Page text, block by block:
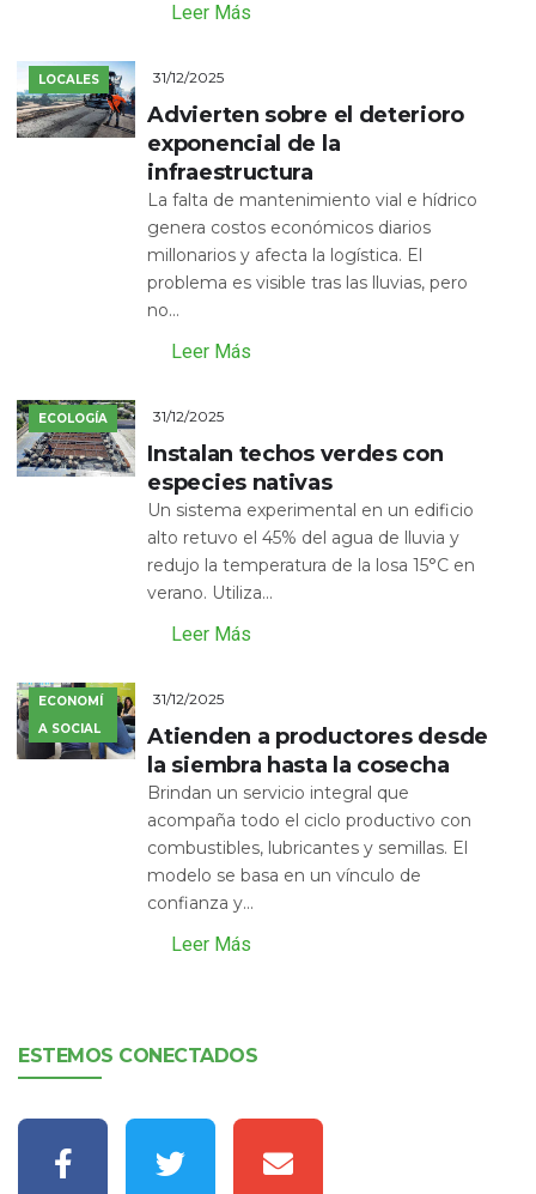
Leer Más
LOCALES 31/12/2025
Advierten sobre el deterioro
exponencial de la
infraestructura
La falta de mantenimiento vial e hídrico
genera costos económicos diarios
millonarios y afecta la logística. El
problema es visible tras las lluvias, pero
no...
Leer Más
ECOLOGÍA 31/12/2025
Instalan techos verdes con
especies nativas
Un sistema experimental en un edificio
alto retuvo el 45% del agua de lluvia y
redujo la temperatura de la losa 15°C en
verano. Utiliza...
Leer Más
ECONOMÍ
A SOCIAL
31/12/2025
Atienden a productores desde
la siembra hasta la cosecha
Brindan un servicio integral que
acompaña todo el ciclo productivo con
combustibles, lubricantes y semillas. El
modelo se basa en un vínculo de
confianza y...
Leer Más
ESTEMOS CONECTADOS